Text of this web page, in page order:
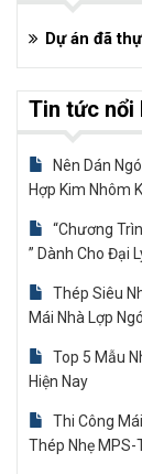
Dự án đã
Tin tức nổi
Nên Dán
Hợp Kim Nhôm
“Chương
” Dành Cho Đại
Thép Siêu
Mái Nhà Lợp
Top 5 Mẫu
Hiện Nay
Thi Công
Thép Nhẹ MPS-